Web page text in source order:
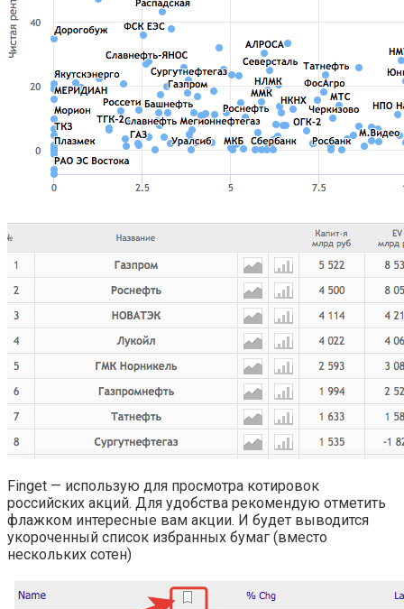
Finget — использую для просмотра котировок
российских акций. Для удобства рекомендую отметить
флажком интересные вам акции. И будет выводится
укороченный список избранных бумаг (вместо
нескольких сотен)